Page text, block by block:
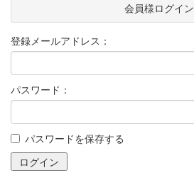
会員様ログイン
登録メールアドレス：
パスワード：
パスワードを保存する